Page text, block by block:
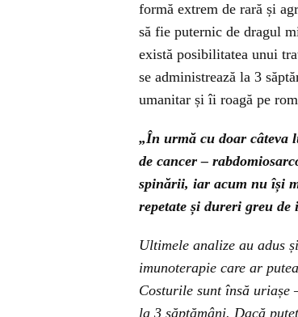
formă extrem de rară și
să fie puternic de dragul
există posibilitatea unui
se administrează la 3
umanitar și îi roagă pe
„În urmă cu doar câteva
de cancer –
spinării, iar acum nu își
repetate și dureri greu
Ultimele analize au adus
imunoterapie care ar
Costurile sunt însă uriașe
la 3 săptămâni. Dacă